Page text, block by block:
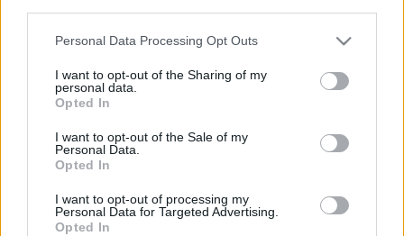
Please note that this website/app uses one or more Google
not limited to your visit or usage behaviour. You may click to
grant or deny consent to Google and its third-party tags to
use your data for below specified purposes in below Google
consent section.
Personal Data Processing Opt Outs
I want to opt-out of the Sharing of my
personal data.
Opted In
I want to opt-out of the Sale of my
Personal Data.
Opted In
I want to opt-out of processing my
Personal Data for Targeted Advertising.
Opted In
AZ EMBERSÉG ÜNNEPE
VECSEI H. MIKLÓS A ZSÁMBÉKI NYÁRI